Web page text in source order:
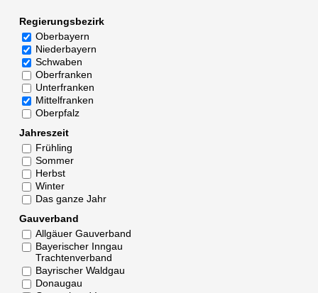
Regierungsbezirk
Oberbayern
Niederbayern
Schwaben
Oberfranken
Unterfranken
Mittelfranken
Oberpfalz
Jahreszeit
Frühling
Sommer
Herbst
Winter
Das ganze Jahr
Gauverband
Allgäuer Gauverband
Bayerischer Inngau
Trachtenverband
Bayrischer Waldgau
Donaugau